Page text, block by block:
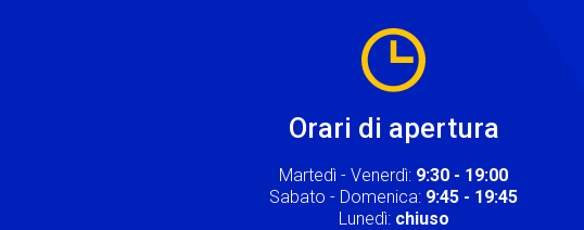
Orari di apertura
Martedì - Venerdì: 9:30 - 19:00
Sabato - Domenica: 9:45 - 19:45
Lunedì: chiuso